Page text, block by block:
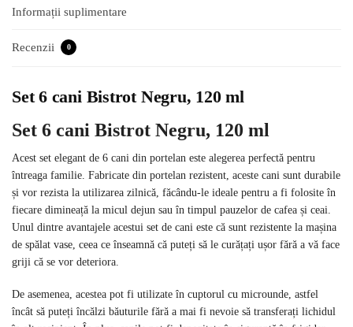
Informații suplimentare
Recenzii 0
Set 6 cani Bistrot Negru, 120 ml
Set 6 cani Bistrot Negru, 120 ml
Acest set elegant de 6 cani din portelan este alegerea perfectă pentru
întreaga familie. Fabricate din portelan rezistent, aceste cani sunt durabile
și vor rezista la utilizarea zilnică, făcându-le ideale pentru a fi folosite în
fiecare dimineață la micul dejun sau în timpul pauzelor de cafea și ceai.
Unul dintre avantajele acestui set de cani este că sunt rezistente la mașina
de spălat vase, ceea ce înseamnă că puteți să le curățați ușor fără a vă face
griji că se vor deteriora.
De asemenea, acestea pot fi utilizate în cuptorul cu microunde, astfel
încât să puteți încălzi băuturile fără a mai fi nevoie să transferați lichidul